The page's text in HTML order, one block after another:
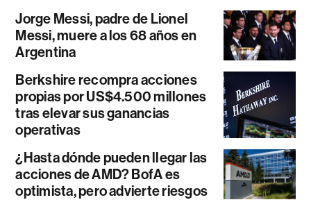
Jorge Messi, padre de Lionel
Messi, muere a los 68 años en
Argentina
Berkshire recompra acciones
propias por US$4.500 millones
tras elevar sus ganancias
operativas
¿Hasta dónde pueden llegar las
acciones de AMD? BofA es
optimista, pero advierte riesgos